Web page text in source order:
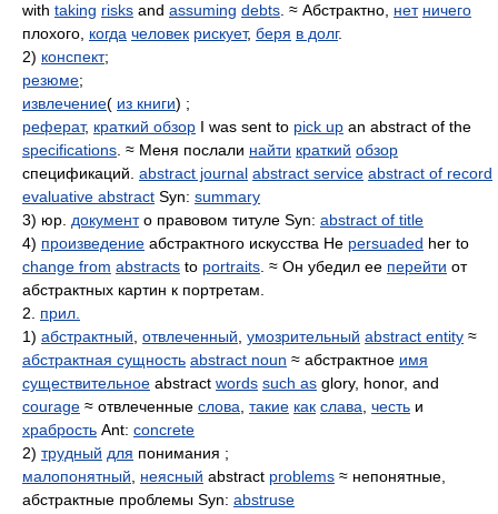
with taking risks and assuming debts . ≈ Абстрактно, нет ничего
плохого, когда человек рискует, беря в долг.
2) конспект;
резюме;
извлечение( из книги) ;
реферат, краткий обзор I was sent to pick up an abstract of the
specifications . ≈ Меня послали найти краткий обзор
спецификаций. abstract journal abstract service abstract of record
evaluative abstract Syn: summary
3) юр. документо правовом титуле Syn: abstract of title
4) произведение абстрактного искусства He persuaded her to
change from abstracts to portraits . ≈ Он убедил ее перейти от
абстрактных картин к портретам.
2. прил.
1) абстрактный отвлеченный умозрительный abstract entity ≈
абстрактная сущность abstract noun ≈ абстрактное имя
существительное abstract words such as glory, honor, and
courage ≈ отвлеченные слова такие как слава честь и
храбрость Ant: concrete
2) трудный для понимания ;
малопонятный
неясный abstract problems ≈ непонятные,
абстрактные проблемы Syn: abstruse